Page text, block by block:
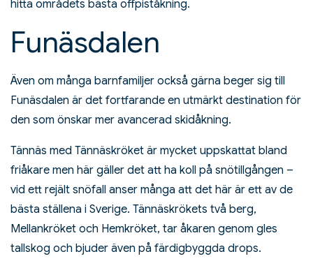
hitta områdets bästa offpiståkning.
Funäsdalen
Även om många barnfamiljer också gärna beger sig till
Funäsdalen är det fortfarande en utmärkt destination för
den som önskar mer avancerad skidåkning.
Tännäs med Tännäskröket är mycket uppskattat bland
friåkare men här gäller det att ha koll på snötillgången –
vid ett rejält snöfall anser många att det här är ett av de
bästa ställena i Sverige. Tännäskrökets två berg,
Mellankröket och Hemkröket, tar åkaren genom gles
tallskog och bjuder även på färdigbyggda drops.